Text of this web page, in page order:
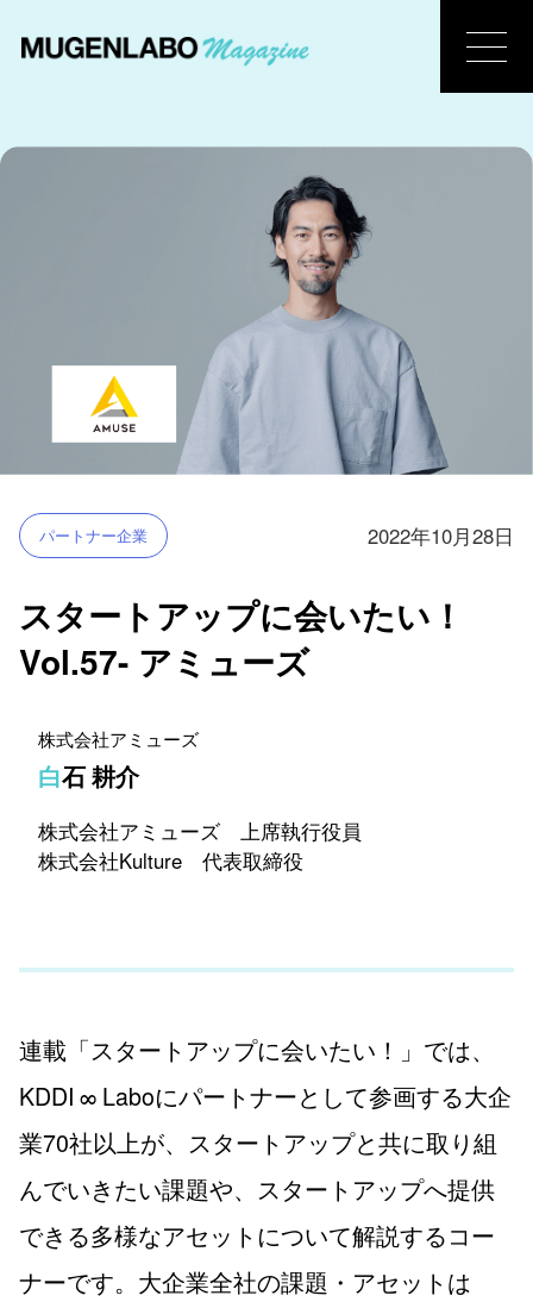
パートナー企業 2022年10月28日
スタートアップに会いたい！
Vol.57- アミューズ
株式会社アミューズ
白石 耕介
株式会社アミューズ 上席執行役員
株式会社Kulture 代表取締役
連載「スタートアップに会いたい！」では、
KDDI ∞ Laboにパートナーとして参画する大企
業70社以上が、スタートアップと共に取り組
んでいきたい課題や、スタートアップへ提供
できる多様なアセットについて解説するコー
ナーです。大企業全社の課題・アセットは